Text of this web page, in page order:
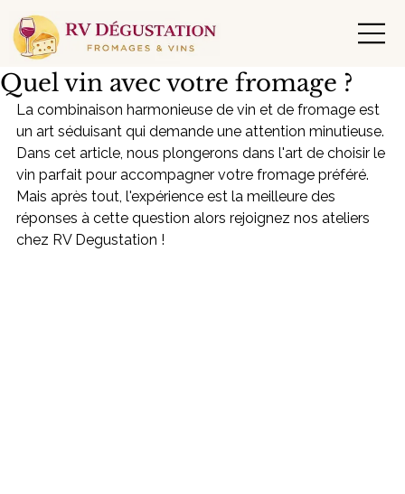
Quel vin avec votre fromage ?
La combinaison harmonieuse de vin et de fromage est
un art séduisant qui demande une attention minutieuse.
Dans cet article, nous plongerons dans l'art de choisir le
vin parfait pour accompagner votre fromage préféré.
Mais après tout, l'expérience est la meilleure des
réponses à cette question alors rejoignez nos ateliers
chez RV Degustation !